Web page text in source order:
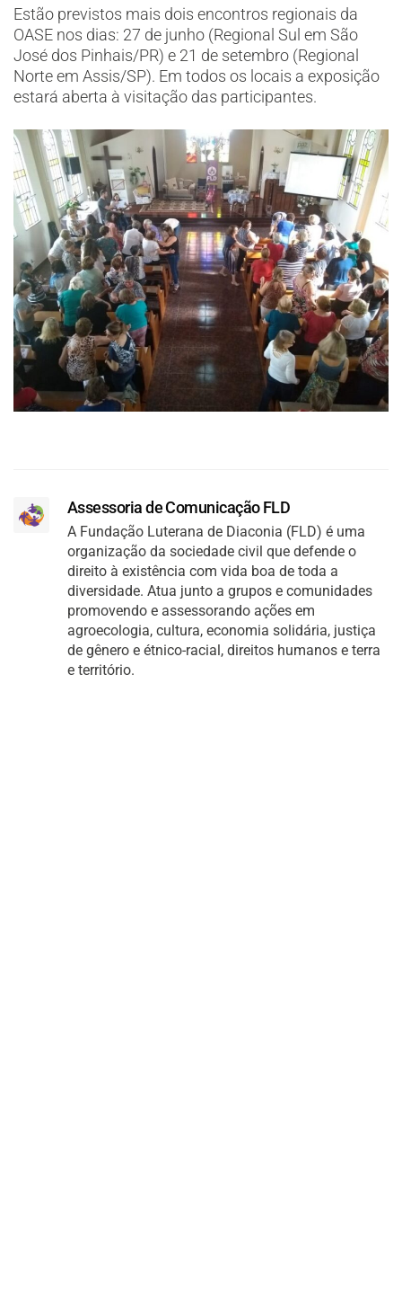
Estão previstos mais dois encontros regionais da
OASE nos dias: 27 de junho (Regional Sul em São
José dos Pinhais/PR) e 21 de setembro (Regional
Norte em Assis/SP). Em todos os locais a exposição
estará aberta à visitação das participantes.
Assessoria de Comunicação FLD
A Fundação Luterana de Diaconia (FLD) é uma
organização da sociedade civil que defende o
direito à existência com vida boa de toda a
diversidade. Atua junto a grupos e comunidades
promovendo e assessorando ações em
agroecologia, cultura, economia solidária, justiça
de gênero e étnico-racial, direitos humanos e terra
e território.